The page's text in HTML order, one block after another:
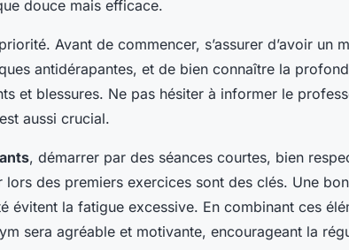
douce mais efficace.
Avant de commencer, s’assurer d’avoir un
antidérapantes, et de bien connaître la
et blessures. Ne pas hésiter à informer le
aussi crucial.
, démarrer par des séances courtes, bien
lors des premiers exercices sont des clés. Une
évitent la fatigue excessive. En combinant ces
sera agréable et motivante, encourageant la